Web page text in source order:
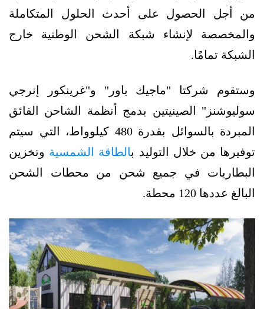
من أجل الحصول على أحدث الحلول المتكاملة
والمخصصة لإنشاء شبكة الشحن الوطنية خارج
الشبكة تمامًا.
وستقوم شركتا "ماجيك باور" و"غرينكور إنرجي
سوليوشنز" الصينيتين بدمج أنظمة الشاحن الفائق
المبردة بالسوائل بقدرة 480 كيلوواط، التي سيتم
توفيرها من خلال التوليد بالطاقة الشمسية وتخزين
البطاريات في جميع شحن من محطات الشحن
البالغ عددها 120 محطة.